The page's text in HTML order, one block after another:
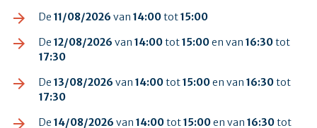
De 11/08/2026 van 14:00tot15:00
De 12/08/2026 van 14:00tot15:00en van 16:30tot
17:30
De 13/08/2026 van 14:00tot15:00en van 16:30tot
17:30
De 14/08/2026 van 14:00tot15:00en van 16:30tot